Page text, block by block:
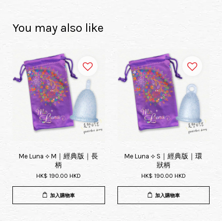
You may also like
Me Luna ⟡ M｜經典版｜長
柄
HK$ 190.00 HKD
加入購物車
Me Luna ⟡ S｜經典版｜環
狀柄
HK$ 190.00 HKD
加入購物車